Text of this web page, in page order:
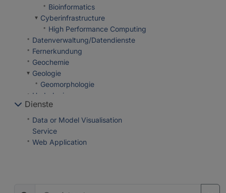
Bioinformatics
Cyberinfrastructure
High Performance Computing
Datenverwaltung/Datendienste
Fernerkundung
Geochemie
Geologie
Geomorphologie
Hydrologie
Interdisciplinary
Biology/Ecosystems Science
Biogeochemie
Biology
Dienste
Data or Model Visualisation
Service
Web Application